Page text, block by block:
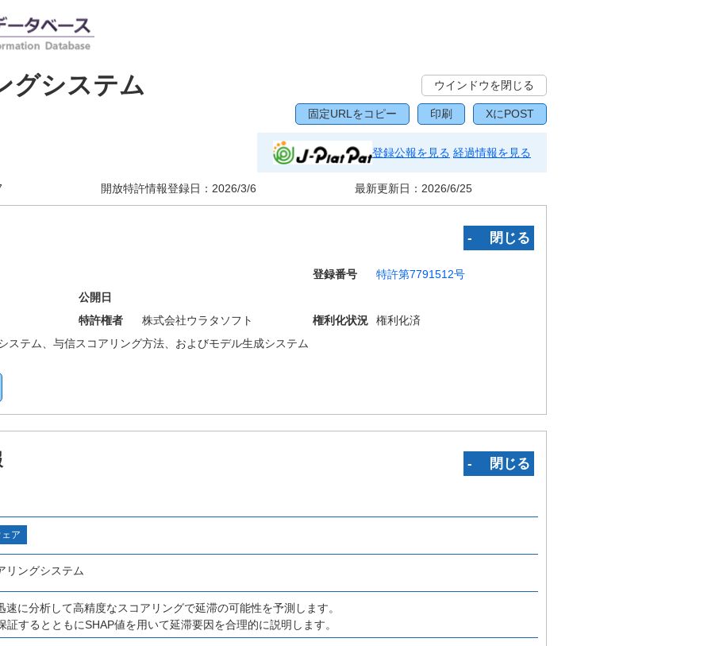
グシステム ウインドウを閉じる
固定URLをコピー 印刷 XにPOST
登録公報を見る 経過情報を見る
開放特許情報登録日： 2026/3/6 最新更新日： 2026/6/25
‐ 閉じる
登録番号
特許第7791512号
公開日
特許権者 株式会社ウラタソフト 権利化状況
権利化済
ステム、与信スコアリング方法、およびモデル生成システム
‐ 閉じる
ア
リングシステム
速に分析して高精度なスコアリングで延滞の可能性を予測します。
証するとともにSHAP値を用いて延滞要因を合理的に説明します。